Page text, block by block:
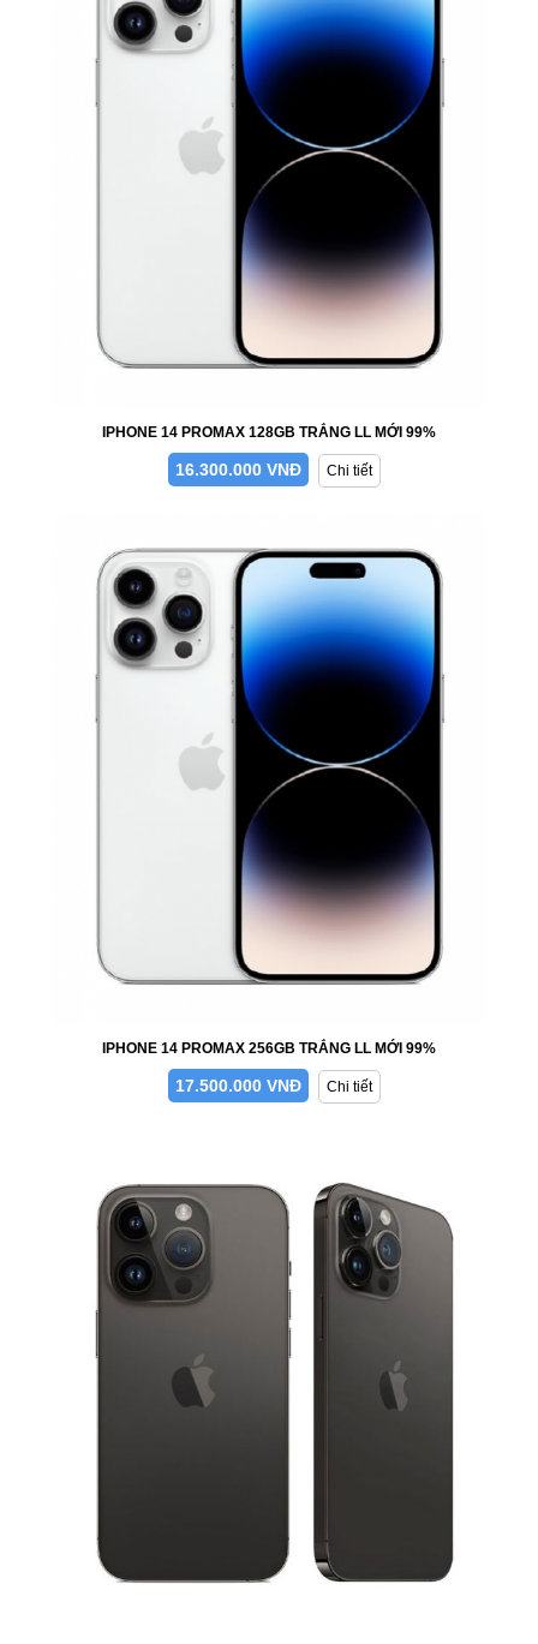
IPHONE 14 PROMAX 128GB TRẮNG LL MỚI 99%
16.300.000 VNĐ Chi tiết
IPHONE 14 PROMAX 256GB TRẮNG LL MỚI 99%
17.500.000 VNĐ Chi tiết